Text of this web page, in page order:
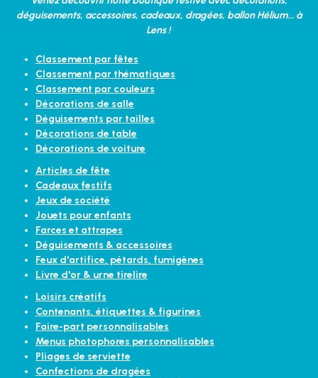
déguisements, accessoires, cadeaux, dragées, ballon Hélium... à
Lens !
Classement par fêtes
Classement par thématiques
Classement par couleurs
Décorations de salle
Déguisements par tailles
Décorations de table
Décorations de voiture
Articles de fête
Cadeaux festifs
Jeux de société
Jouets pour enfants
Farces et attrapes
Déguisements & accessoires
Feux d'artifice, pétards, fumigènes
Livre d'or & urne tirelire
Loisirs créatifs
Contenants, étiquettes & figurines
Faire-part personnalisables
Menus photophores personnalisables
Pliages de serviette
Confections de dragées